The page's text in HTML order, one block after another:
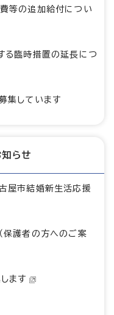
等の追加給付につい
る臨時措置の延長につ
集しています
らせ
屋市結婚新生活応援
保護者の方へのご案
ます